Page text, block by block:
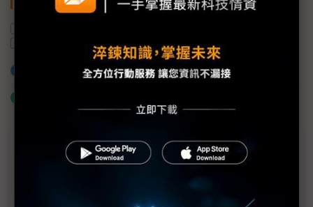
日本
加入已選取到「關鍵字追蹤」
近７天熱門報導
MLCC訂單過熱、出貨比創高 村田示警全球AI基